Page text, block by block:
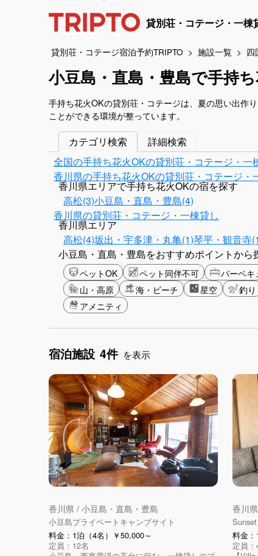
貸別荘・コテージ・一棟
貸別荘・コテージ宿泊予約TRIPTO 施設一覧 四
小豆島・直島・豊島で手持
手持ち花火OKの貸別荘・コテージは、夏の思い出作
ことができる環境が整っています。
カテゴリ検索
詳細検索
全国の手持ち花火OKの貸別荘・コテージ・一
香川県の手持ち花火OKの貸別荘・コテージ・
香川県エリアで手持ち花火OKの宿を探す
高松(3)小豆島・直島・豊島(4)
香川県の貸別荘・コテージ・一棟貸し
香川県エリア
高松(4)坂出・宇多津・丸亀(1)琴平・観音寺
小豆島・直島・豊島をおすすめポイントから
ペットOK ペット同伴不可 バーベキ
山・高原
海・ビーチ 星空 釣り
アメニティ
宿泊施設 4件 を表示
香川県 / 小豆島・直島・豊島
小豆島プライベートキャンプサイト
料金：1泊（4名）￥50,000～
定員：12名
香川
料金
定員：